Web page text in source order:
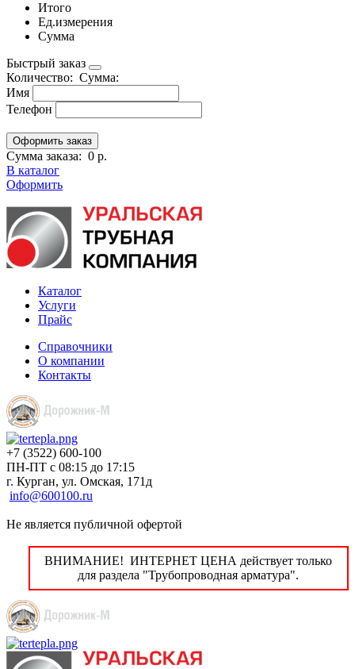
Итого
Ед.измерения
Сумма
Быстрый заказ
Количество: Сумма:
Имя
Телефон
Сумма заказа: 0 р.
В каталог
Оформить
Каталог
Услуги
Прайс
Справочники
О компании
Контакты
+7 (3522) 600-100
ПН-ПТ с 08:15 до 17:15
г. Курган, ул. Омская, 171д
info@600100.ru
Не является публичной офертой
ВНИМАНИЕ! ИНТЕРНЕТ ЦЕНА действует только
для раздела "Трубопроводная арматура".